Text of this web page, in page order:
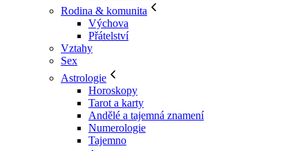
Rodina & komunita
Výchova
Přátelství
Vztahy
Sex
Astrologie
Horoskopy
Tarot a karty
Andělé a tajemná znamení
Numerologie
Tajemno